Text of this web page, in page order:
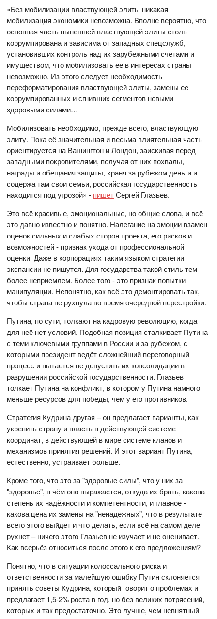
«Без мобилизации властвующей элиты никакая
мобилизация экономики невозможна. Вполне вероятно, что
основная часть нынешней властвующей элиты столь
коррумпирована и зависима от западных спецслужб,
установивших контроль над их зарубежными счетами и
имуществом, что мобилизовать её в интересах страны
невозможно. Из этого следует необходимость
переформатирования властвующей элиты, замены ее
коррумпированных и сгнивших сегментов новыми
здоровыми силами…
Мобилизовать необходимо, прежде всего, властвующую
элиту. Пока её значительная и весьма влиятельная часть
ориентируется на Вашингтон и Лондон, заискивая перед
западными покровителями, получая от них похвалы,
награды и обещания защиты, храня за рубежом деньги и
содержа там свои семьи, российская государственность
находится под угрозой» - пишетСергей Глазьев.
Это всё красивые, эмоциональные, но общие слова, и всё
это давно известно и понятно. Налегание на эмоции взамен
оценок сильных и слабых сторон проекта, его рисков и
возможностей - признак ухода от профессиональной
оценки. Даже в корпорациях таким языком стратегии
экспансии не пишутся. Для государства такой стиль тем
более неприемлем. Более того - это признак попытки
манипуляции. Непонятно, как всё это демонтировать так,
чтобы страна не рухнула во время очередной перестройки.
Путина, по сути, толкают на кадровую революцию, когда
для неё нет условий. Подобная позиция сталкивает Путина
с теми ключевыми группами в России и за рубежом, с
которыми президент ведёт сложнейший переговорный
процесс и пытается не допустить их консолидации в
разрушении российской государственности. Глазьев
толкает Путина на конфликт, в котором у Путина намного
меньше ресурсов для победы, чем у его противников.
Стратегия Кудрина другая – он предлагает варианты, как
укрепить страну и власть в действующей системе
координат, в действующей в мире системе кланов и
механизмов принятия решений. И этот вариант Путина,
естественно, устраивает больше.
Кроме того, что это за "здоровые силы", что у них за
"здоровье", в чём оно выражается, откуда их брать, какова
степень их надёжности и компетентности, и главное -
какова цена их замены на "ненадежных", что в результате
всего этого выйдет и что делать, если всё на самом деле
рухнет – ничего этого Глазьев не изучает и не оценивает.
Как всерьёз относиться после этого к его предложениям?
Понятно, что в ситуации колоссального риска и
ответственности за малейшую ошибку Путин склоняется
принять советы Кудрина, который говорит о проблемах и
предлагает 1,5-2% роста в год, но без великих потрясений,
которых и так предостаточно. Это лучше, чем невнятный